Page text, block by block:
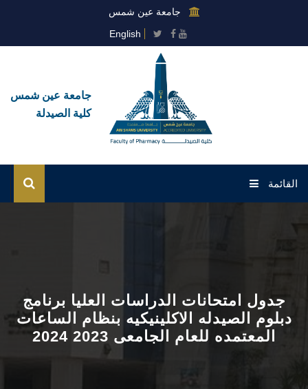
جامعة عين شمس
English
جامعة عين شمس
كلية الصيدلة
القائمة
القطاعات
الاقسام
جدول امتحانات الدراسات العليا برنامج
دبلوم الصيدله الاكلينيكيه بنظام الساعات
المعتمده للعام الجامعى 2023 2024